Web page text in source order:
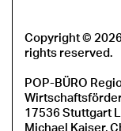
Copyright © 2026
rights reserved.
POP-BÜRO
17536 Stuttgart
Michael Kaiser,